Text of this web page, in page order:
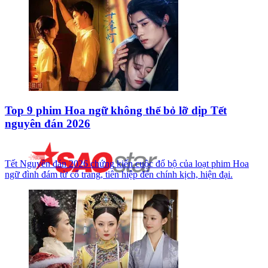
Top 9 phim Hoa ngữ không thể bỏ lỡ dịp Tết
nguyên đán 2026
Tết Nguyên đán 2026 chứng kiến cuộc đổ bộ của loạt phim Hoa
ngữ đình đám từ cổ trang, tiên hiệp đến chính kịch, hiện đại.